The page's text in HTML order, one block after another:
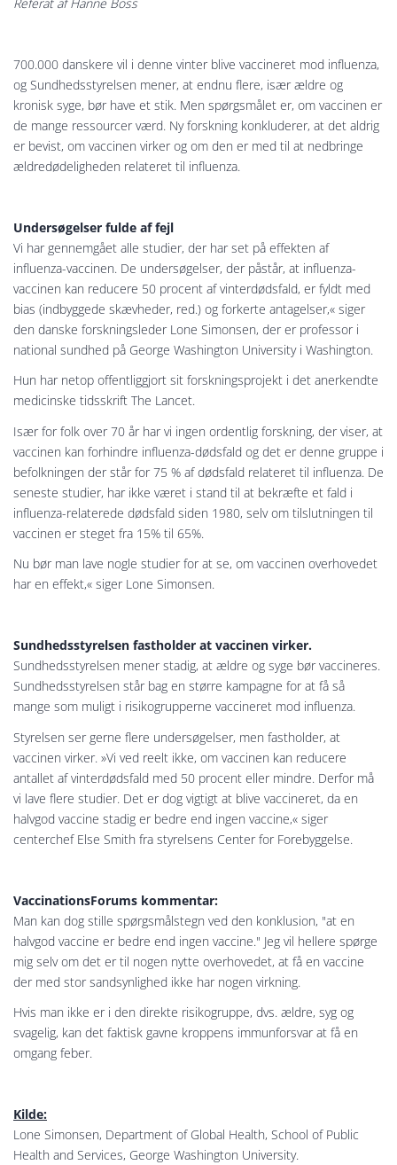
700.000 danskere vil i denne vinter blive vaccineret mod influenza,
og Sundhedsstyrelsen mener, at endnu flere, især ældre og
kronisk syge, bør have et stik. Men spørgsmålet er, om vaccinen er
de mange ressourcer værd. Ny forskning konkluderer, at det aldrig
er bevist, om vaccinen virker og om den er med til at nedbringe
ældredødeligheden relateret til influenza.
Undersøgelser fulde af fejl
Vi har gennemgået alle studier, der har set på effekten af
influenza-vaccinen. De undersøgelser, der påstår, at influenza-
vaccinen kan reducere 50 procent af vinterdødsfald, er fyldt med
bias (indbyggede skævheder, red.) og forkerte antagelser,« siger
den danske forskningsleder Lone Simonsen, der er professor i
national sundhed på George Washington University i Washington.
Hun har netop offentliggjort sit forskningsprojekt i det anerkendte
medicinske tidsskrift The Lancet.
Især for folk over 70 år har vi ingen ordentlig forskning, der viser, at
vaccinen kan forhindre influenza-dødsfald og det er denne gruppe i
befolkningen der står for 75 % af dødsfald relateret til influenza. De
seneste studier, har ikke været i stand til at bekræfte et fald i
influenza-relaterede dødsfald siden 1980, selv om tilslutningen til
vaccinen er steget fra 15% til 65%.
Nu bør man lave nogle studier for at se, om vaccinen overhovedet
har en effekt,« siger Lone Simonsen.
Sundhedsstyrelsen fastholder at vaccinen virker.
Sundhedsstyrelsen mener stadig, at ældre og syge bør vaccineres.
Sundhedsstyrelsen står bag en større kampagne for at få så
mange som muligt i risikogrupperne vaccineret mod influenza.
Styrelsen ser gerne flere undersøgelser, men fastholder, at
vaccinen virker. »Vi ved reelt ikke, om vaccinen kan reducere
antallet af vinterdødsfald med 50 procent eller mindre. Derfor må
vi lave flere studier. Det er dog vigtigt at blive vaccineret, da en
halvgod vaccine stadig er bedre end ingen vaccine,« siger
centerchef Else Smith fra styrelsens Center for Forebyggelse.
VaccinationsForums kommentar:
Man kan dog stille spørgsmålstegn ved den konklusion, "at en
halvgod vaccine er bedre end ingen vaccine." Jeg vil hellere spørge
mig selv om det er til nogen nytte overhovedet, at få en vaccine
der med stor sandsynlighed ikke har nogen virkning.
Hvis man ikke er i den direkte risikogruppe, dvs. ældre, syg og
svagelig, kan det faktisk gavne kroppens immunforsvar at få en
omgang feber.
Kilde:
Lone Simonsen, Department of Global Health, School of Public
Health and Services, George Washington University.